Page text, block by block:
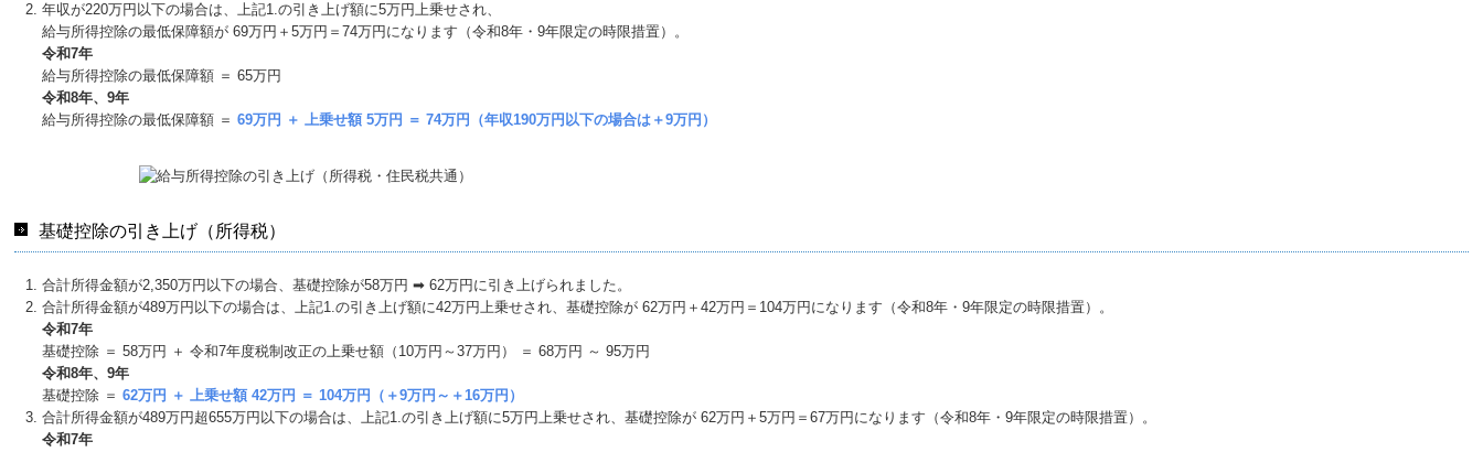
年収が220万円以下の場合は、上記1.の引き上げ額に5万円上乗せされ、
給与所得控除の最低保障額が 69万円＋5万円＝74万円になります（令和8年・9年限定の時限措置）。
令和7年
給与所得控除の最低保障額 ＝ 65万円
令和8年、9年
給与所得控除の最低保障額 ＝69万円 ＋ 上乗せ額 5万円 ＝ 74万円（年収190万円以下の場合は＋9万円）
基礎控除の引き上げ（所得税）
合計所得⾦額が2,350万円以下の場合、基礎控除が58万円 ➡ 62万円に引き上げられました。
合計所得⾦額が489万円以下の場合は、上記1.の引き上げ額に42万円上乗せされ、基礎控除が 62万円＋42万円＝104万円になります（令和8年・9年限定の時限措置）。
令和7年
基礎控除 ＝ 58万円 ＋ 令和7年度税制改正の上乗せ額（10万円～37万円） ＝ 68万円 ～ 95万円
令和8年、9年
基礎控除 ＝62万円 ＋ 上乗せ額 42万円 ＝ 104万円（＋9万円～＋16万円）
合計所得⾦額が489万円超655万円以下の場合は、上記1.の引き上げ額に5万円上乗せされ、基礎控除が 62万円＋5万円＝67万円になります（令和8年・9年限定の時限措置）。
令和7年